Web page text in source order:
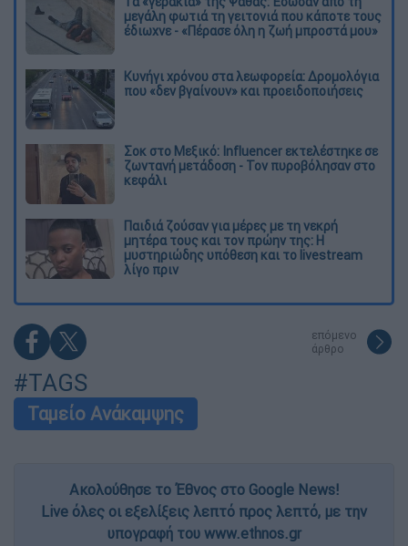
μεγάλη φωτιά τη γειτονιά που κάποτε τους
έδιωχνε - «Πέρασε όλη η ζωή μπροστά μου»
Κυνήγι χρόνου στα λεωφορεία: Δρομολόγια
που «δεν βγαίνουν» και προειδοποιήσεις
Σοκ στο Μεξικό: Influencer εκτελέστηκε σε
ζωντανή μετάδοση - Τον πυροβόλησαν στο
κεφάλι
Παιδιά ζούσαν για μέρες με τη νεκρή
μητέρα τους και τον πρώην της: Η
μυστηριώδης υπόθεση και το livestream
λίγο πριν
επόμενο
άρθρο
#TAGS
Ταμείο Ανάκαμψης
Ακολούθησε το Έθνος στο Google News!
Live όλες οι εξελίξεις λεπτό προς λεπτό, με την
υπογραφή του www.ethnos.gr